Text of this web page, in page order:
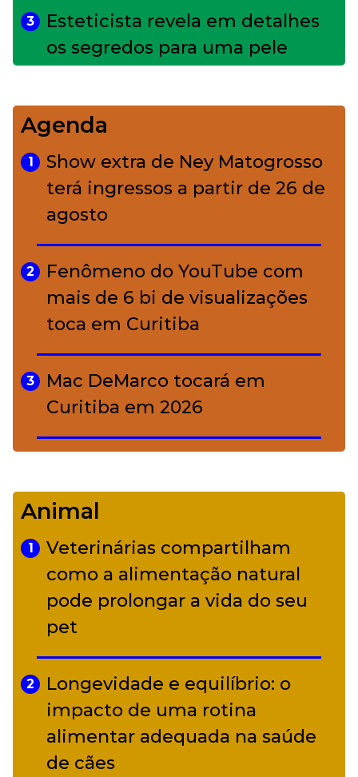
3
Esteticista revela em detalhes
os segredos para uma pele
4
Bolsas de palha e ráfia: o
charme rústico que
conquistou o luxo
A ciência por trás da skincare: a
função de cada ativo
Agenda
1
Show extra de Ney Matogrosso
terá ingressos a partir de 26 de
agosto
2
Fenômeno do YouTube com
mais de 6 bi de visualizações
toca em Curitiba
3
Mac DeMarco tocará em
Curitiba em 2026
Camerata tem repertório
diverso a partir de R$ 17
Adriana Calcanhotto retoma
alter ego infantil para show em
Curitiba
Animal
1
Veterinárias compartilham
como a alimentação natural
pode prolongar a vida do seu
pet
2
Longevidade e equilíbrio: o
impacto de uma rotina
alimentar adequada na saúde
de cães